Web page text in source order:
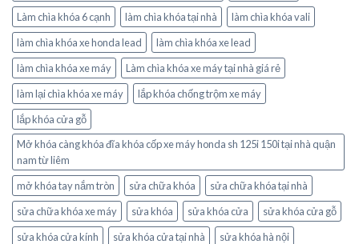
Làm chìa khóa 6 cạnh
làm chìa khóa tại nhà
làm chìa khóa vali
làm chìa khóa xe honda lead
làm chìa khóa xe lead
làm chìa khóa xe máy
Làm chìa khóa xe máy tại nhà giá rẻ
làm lại chìa khóa xe máy
lắp khóa chống trộm xe máy
lắp khóa cửa gỗ
Mở khóa càng khóa đĩa khóa cốp xe máy honda sh 125i 150i tại nhà quận
nam từ liêm
mở khóa tay nắm tròn
sửa chữa khóa
sửa chữa khóa tại nhà
sửa chữa khóa xe máy
sửa khóa sửa khóa cửa
sửa khóa cửa gỗ
sửa khóa cửa kính
sửa khóa cửa tại nhà
sửa khóa hà nội